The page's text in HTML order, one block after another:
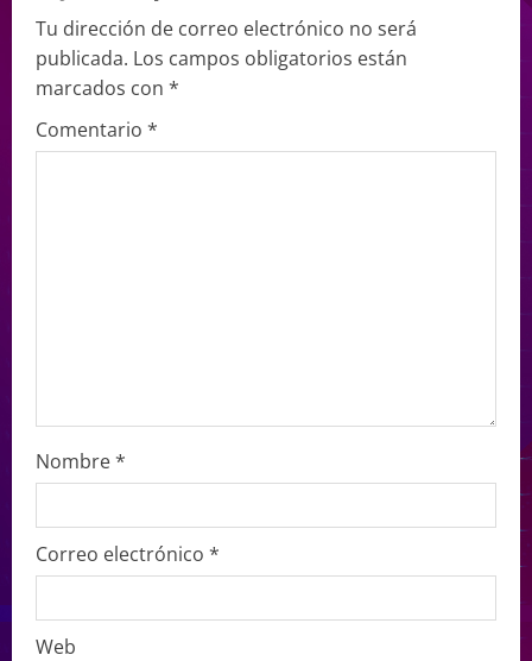
Tu dirección de correo electrónico no será
publicada. Los campos obligatorios están
marcados con *
Comentario *
Nombre*
Correo electrónico *
Web